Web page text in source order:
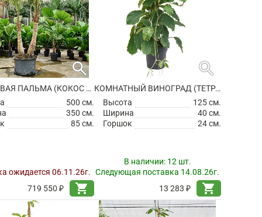
search
КОКОСОВАЯ ПАЛЬМА (КОКОС НУЦИФЕРА)
500 см.
350 см.
85 см.
ожидается 06.11.26г.
719 550 ₽
shopping_cart
search
КОМНАТНЫЙ ВИНОГРАД (ТЕТРАСТИГМА ВУАНЬЕ)
Высота
125 см.
Ширина
40 см.
Горшок
24 см.
В наличии: 12 шт.
Следующая поставка 14.08.26г.
13 283 ₽
shopping_cart